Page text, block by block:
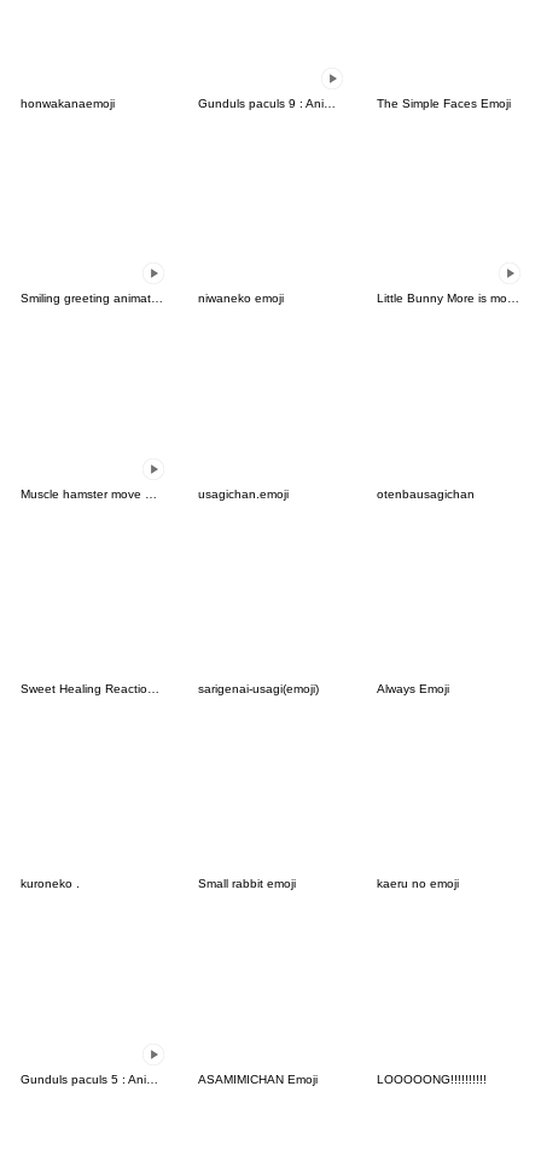
honwakanaemoji The Simple Faces Emoji
Smiling greeting animated emoji niwaneko emoji Little Bunny More is moving!
usagichan.emoji otenbausagichan
sarigenai-usagi(emoji) Always Emoji
kuroneko . Small rabbit emoji kaeru no emoji
ASAMIMICHAN Emoji LOOOOONG!!!!!!!!!!